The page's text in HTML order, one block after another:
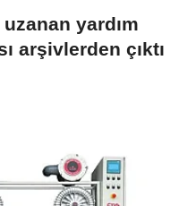
yardım
arşivlerden çıktı